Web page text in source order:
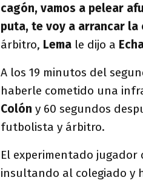
cagón, vamos a pelear
puta, te voy a arrancar la
árbitro, Lema le dijo a
A los 19 minutos del
haberle cometido una
Colón y 60 segundos
futbolista y árbitro.
El experimentado jugador
insultando al colegiado y